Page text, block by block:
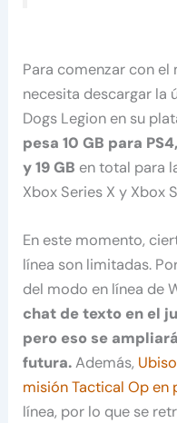
Para comenzar con
necesita descargar la
Dogs Legion en su
pesa 10 GB para
y 19 GB en total para
Xbox Series X y Xbox
En este momento,
línea son limitadas.
del modo en línea de
chat de texto en el
pero eso se
futura.Además,
misión Tactical Op en
línea, por lo que se